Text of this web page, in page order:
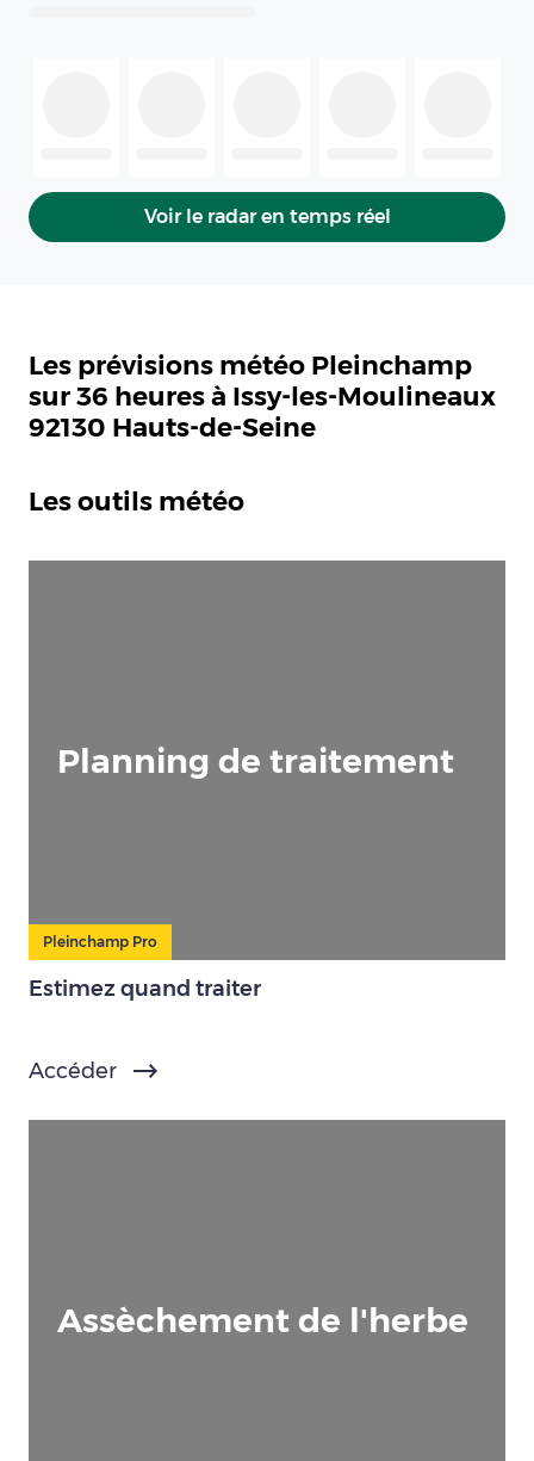
Voir le radar en temps réel
Les prévisions météo Pleinchamp
sur 36 heures à Issy-les-Moulineaux
92130 Hauts-de-Seine
Les outils météo
Planning de traitement
Pleinchamp Pro
Estimez quand traiter
Accéder
Assèchement de l'herbe